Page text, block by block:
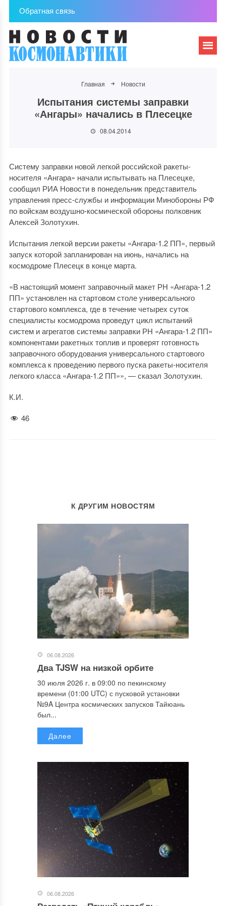
Обратная связь
Главная Новости
Испытания системы заправки
«Ангары» начались в Плесецке
08.04.2014
Систему заправки новой легкой российской ракеты-
носителя «Ангара» начали испытывать на Плесецке,
сообщил РИА Новости в понедельник представитель
управления пресс-службы и информации Минобороны РФ
по войскам воздушно-космической обороны полковник
Алексей Золотухин.
Испытания легкой версии ракеты «Ангара-1.2 ПП», первый
запуск которой запланирован на июнь, начались на
космодроме Плесецк в конце марта.
«В настоящий момент заправочный макет РН «Ангара-1.2
ПП» установлен на стартовом столе универсального
стартового комплекса, где в течение четырех суток
специалисты космодрома проведут цикл испытаний
систем и агрегатов системы заправки РН «Ангара-1.2 ПП»
компонентами ракетных топлив и проверят готовность
заправочного оборудования универсального стартового
комплекса к проведению первого пуска ракеты-носителя
легкого класса «Ангара-1.2 ПП»», — сказал Золотухин.
К.И.
46
К ДРУГИМ НОВОСТЯМ
06.08.2026
Два TJSW на низкой орбите
30 июля 2026 г. в 09:00 по пекинскому
времени (01:00 UTC) с пусковой установки
№9A Центра космических запусков Тайюань
был...
Далее
06.08.2026